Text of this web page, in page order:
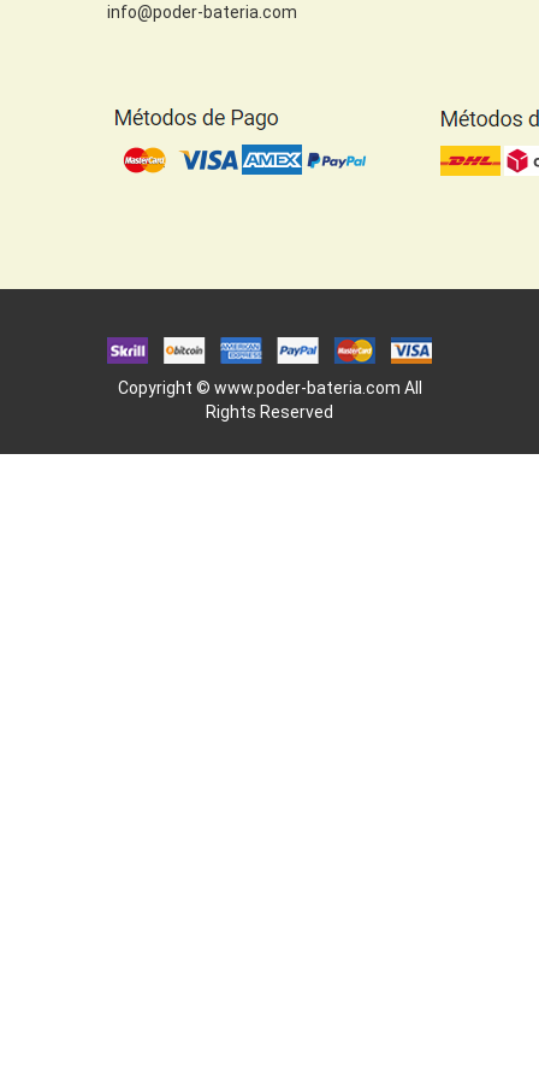
info@poder-bateria.com
Copyright © www.poder-bateria.com All
Rights Reserved